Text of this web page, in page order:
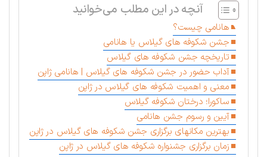
آنچه در این مطلب می‌خوانید
هانامی چیست؟
جشن شکوفه های گیلاس یا هانامی
تاریخچه جشن شکوفه های گیلاس
آداب حضور در جشن شکوفه های گیلاس | هانامی ژاپن
معنی و اهمیت شکوفه های گیلاس در ژاپن
ساکورا؛ درختان شکوفه گیلاس
آیین و رسوم جشن هانامی
بهترین مکانهای برگزاری جشن شکوفه های گیلاس در ژاپن
زمان برگزاری جشنواره شکوفه های گیلاس در ژاپن